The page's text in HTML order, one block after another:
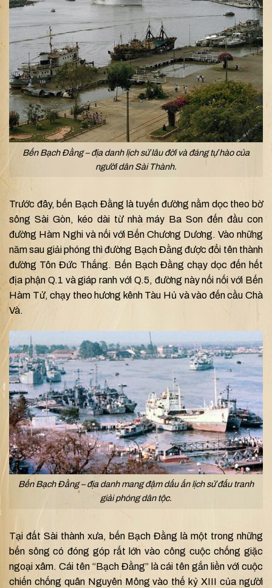
Bến Bạch Đằng – địa danh lịch sử lâu đời và đáng tự hào của
người dân Sài Thành.
Trước đây, bến Bạch Đằng là tuyến đường nằm dọc theo bờ
sông Sài Gòn, kéo dài từ nhà máy Ba Son đến đầu con
đường Hàm Nghi và nối với Bến Chương Dương. Vào những
năm sau giải phóng thì đường Bạch Đằng được đổi tên thành
đường Tôn Đức Thắng. Bến Bạch Đằng chạy dọc đến hết
địa phận Q.1 và giáp ranh với Q.5, đường này nối nối với Bến
Hàm Tử, chạy theo hương kênh Tàu Hủ và vào đến cầu Chà
Và.
Bến Bạch Đằng – địa danh mang đậm dấu ấn lịch sử đấu tranh
giải phóng dân tộc.
Tại đất Sài thành xưa, bến Bạch Đằng là một trong những
bến sông có đóng góp rất lớn vào công cuộc chống giặc
ngoại xâm. Cái tên “Bạch Đằng” là cái tên gắn liền với cuộc
chiến chống quân Nguyên Mông vào thế kỷ XIII của người